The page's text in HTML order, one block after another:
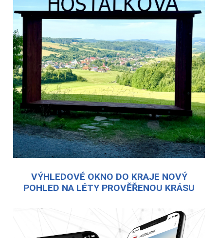
VÝHLEDOVÉ OKNO DO KRAJE NOVÝ
POHLED NA LÉTY PROVĚŘENOU KRÁSU